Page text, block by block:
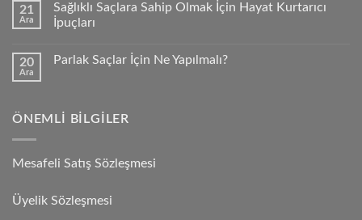
21
Ara
Sağlıklı Saçlara Sahip Olmak İçin Hayat Kurtarıcı
İpuçları
20
Ara
Parlak Saçlar İçin Ne Yapılmalı?
ÖNEMLI BILGILER
Mesafeli Satış Sözleşmesi
Üyelik Sözleşmesi